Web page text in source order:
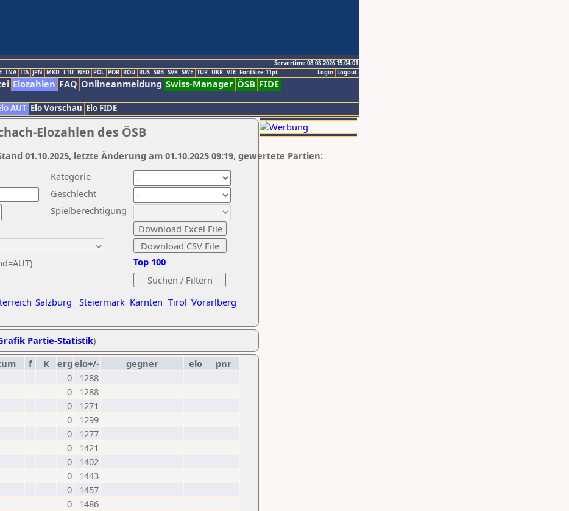
Servertime 08.08.2026 15:04:01
Logout
Login
INA ITA JPN MKD LTU NED POL POR ROU RUS SRB SVK SWE TUR UKR VIE FontSize:11pt
Elozahlen FAQ Onlineanmeldung Swiss-Manager ÖSB FIDE
AUT Elo Vorschau Elo FIDE
Elozahlen des ÖSB
Kategorie
Geschlecht
Spielberechtigung
Salzburg Steiermark Kärnten Tirol Vorarlberg
Top 100
01.10.2025, letzte Änderung am 01.10.2025 09:19, gewertete Partien:
Partie-Statistik)
f K erg elo+/- gegner elo
pnr
0
1288
0
1288
0
1271
0
1299
0
1277
0
1421
0
1402
0
1443
0
1457
0
1486